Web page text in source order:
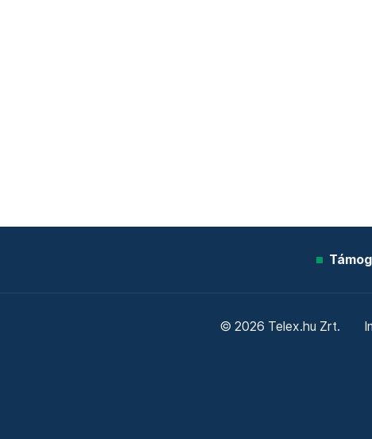
© 2026 Telex.hu Zrt.